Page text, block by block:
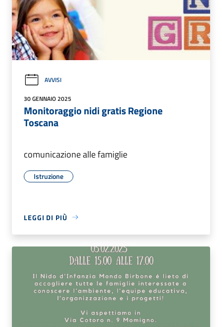
AVVISI
30 GENNAIO 2025
Monitoraggio nidi gratis Regione
Toscana
comunicazione alle famiglie
Istruzione
LEGGI DI PIÙ